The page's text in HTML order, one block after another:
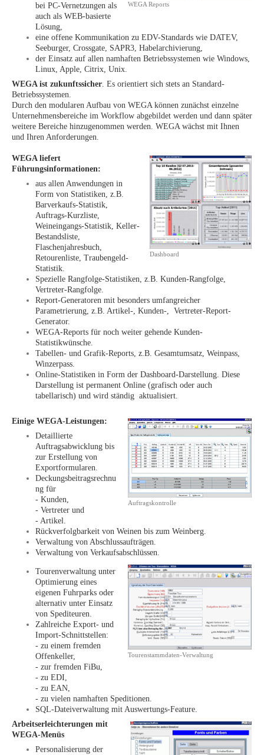
WEGA Reports
bei PC-Vernetzungen als
auch als WEB-basierte
Lösung,
eine offene Kommunikation zu EDV-Standards wie DATEV,
Seeburger, Crossgate, SAPR3, Habelarchivierung,
der Einsatz auf allen namhaften Betriebssystemen wie Windows,
Linux, Apple, Citrix, Unix.
WEGA ist zukunftssicher. Es orientiert sich stets an Standard-
Betriebssystemen.
Durch den modularen Aufbau von WEGA können zunächst einzelne
Unternehmensbereiche im Workflow abgebildet werden und dann später
weitere Bereiche hinzugenommen werden. WEGA wächst mit Ihnen
und Ihren Anforderungen.
Dashboard
WEGA liefert
Führungsinformationen:
aus allen Anwendungen in
Form von Statistiken, z.B.
Barverkaufs-Statistik,
Auftrags-Kurzliste,
Weineingangs-Statistik, Keller-
Bestandsliste,
Flaschenjahresbuch,
Retourenliste, Traubengeld-
Statistik.
Spezielle Rangfolge-Statistiken, z.B. Kunden-Rangfolge,
Vertreter-Rangfolge.
Report-Generatoren mit besonders umfangreicher
Parametrierung, z.B. Artikel-, Kunden-, Vertreter-Report-
Generator.
WEGA-Reports für noch weiter gehende Kunden-
Statistikwünsche.
Tabellen- und Grafik-Reports, z.B. Gesamtumsatz, Weinpass,
Winzerpass.
Online-Statistiken in Form der Dashboard-Darstellung. Diese
Darstellung ist permanent Online (grafisch oder auch
tabellarisch) und wird ständig aktualisiert.
Auftragskontrolle
Einige WEGA-Leistungen:
Detaillierte
Auftragsabwicklung bis
zur Erstellung von
Exportformularen.
Deckungsbeitragsrechnu
ng für
- Kunden,
- Vertreter und
- Artikel.
Rückverfolgbarkeit von Weinen bis zum Weinberg.
Verwaltung von Abschlussaufträgen.
Verwaltung von Verkaufsabschlüssen.
Tourenstammdaten-Verwaltung
Tourenverwaltung unter
Optimierung eines
eigenen Fuhrparks oder
alternativ unter Einsatz
von Spediteuren.
Zahlreiche Export- und
Import-Schnittstellen:
- zu einem fremden
Offenkeller,
- zur fremden FiBu,
- zu EDI,
- zu EAN,
- zu vielen namhaften Speditionen.
SQL-Dateiverwaltung mit Auswertungs-Feature.
Arbeitserleichterungen mit
WEGA-Menüs
Personalisierung der